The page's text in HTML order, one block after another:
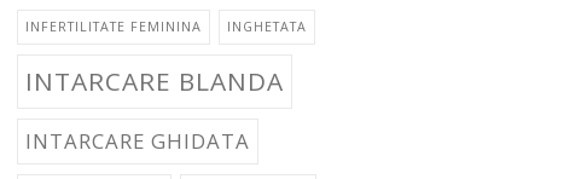
INFERTILITATE FEMININA INGHETATA
INTARCARE BLANDA
INTARCARE GHIDATA